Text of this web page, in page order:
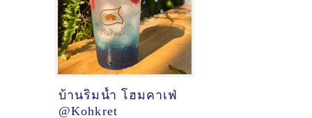
บ้านริมน้ำ โฮมคาเฟ่
@Kohkret